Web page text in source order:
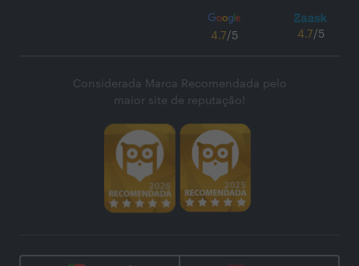
4.7/5 4.7/5
Considerada Marca Recomendada pelo
maior site de reputação!